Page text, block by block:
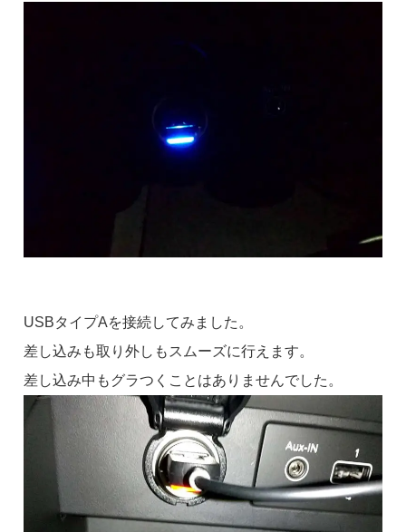
USBタイプAを接続してみました。
差し込みも取り外しもスムーズに行えます。
差し込み中もグラつくことはありませんでした。